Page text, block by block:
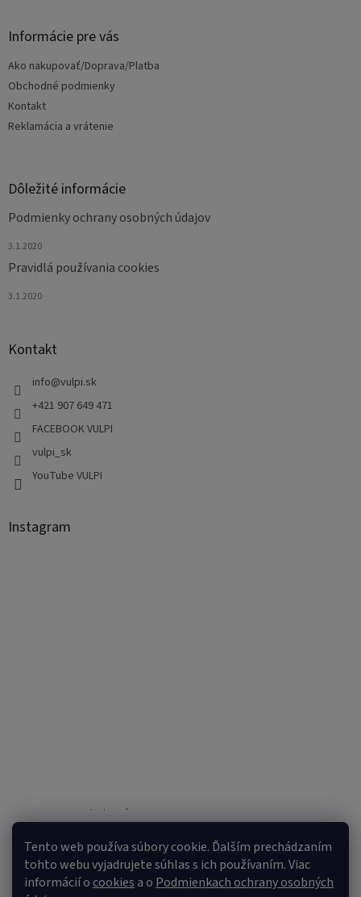
Tento web používa súbory cookie. Ďalším prechádzaním
tohto webu vyjadrujete súhlas s ich používaním. Viac
informácií ocookiesa o Podmienkach ochrany osobných
Informácie pre vás
Ako nakupovať/Doprava/Platba
Obchodné podmienky
Kontakt
Reklamácia a vrátenie
Dôležité informácie
Podmienky ochrany osobných údajov
3.1.2020
Pravidlá používania cookies
3.1.2020
Kontakt
info@vulpi.sk
+421 907 649 471
FACEBOOK VULPI
vulpi_sk
YouTube VULPI
Instagram
Sledovať na Instagrame